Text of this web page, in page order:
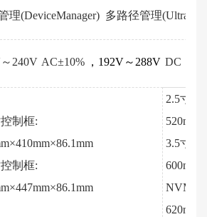
理(DeviceManager) 多路径管理
240V AC±10% ， 192V～288V DC，-
制框:
制框:
2.5寸控
3.5寸控
NVMe